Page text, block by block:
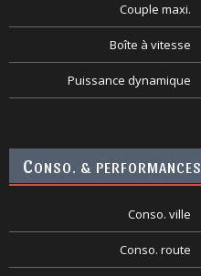
Couple maxi.
Boîte à vitesse
Puissance dynamique
CONSO. & PERFORMANCES
Conso. ville
Conso. route